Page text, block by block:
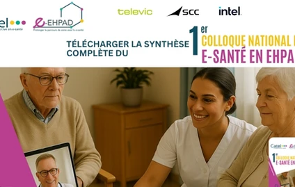
Ateliers collaboratifs Français Actualité Evénements
Informations Témoignages Ressources Publications &
Ressources adhérents Village Showroom Catel Santexpo IA
Insuffisance cardiaque Evénement adhérent Recommandation